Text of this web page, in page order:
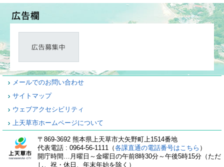
メールでのお問い合わせ
サイトマップ
ウェブアクセシビリティ
上天草市ホームページについて
〒869-3692 熊本県上天草市大矢野町上1514番地
代表電話 : 0964-56-1111（各課直通の電話番号はこちら ）
開庁時間…月曜日～金曜日の午前8時30分～午後5時15分（ただ
し、祝・休日、年末年始を除く）